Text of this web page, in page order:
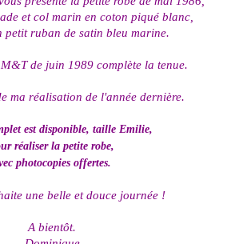
et col marin en coton piqué blanc,
petit ruban de satin bleu marine.
de juin 1989 complète la tenue.
ma réalisation de l'année dernière.
est disponible, taille Emilie,
réaliser la petite robe,
photocopies offertes.
une belle et douce journée !
A bientôt.